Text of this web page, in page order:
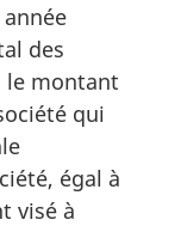
des
le montant
qui
égal à
visé à